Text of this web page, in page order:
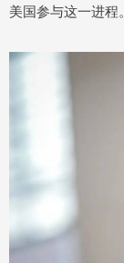
美国参与这一进程。